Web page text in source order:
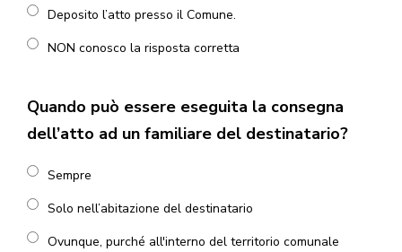
Deposito l’atto presso il Comune.
NON conosco la risposta corretta
Quando può essere eseguita la consegna
dell’atto ad un familiare del destinatario?
Sempre
Solo nell’abitazione del destinatario
Ovunque, purché all'interno del territorio comunale